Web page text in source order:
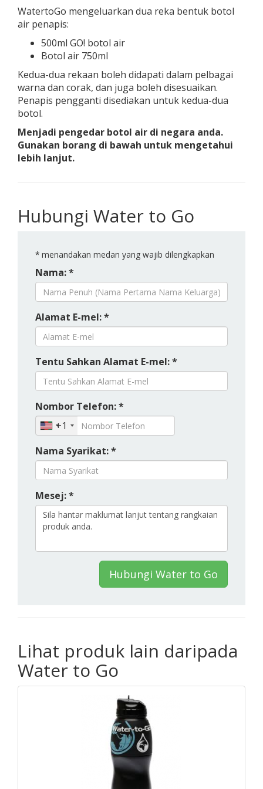
WatertoGo mengeluarkan dua reka bentuk botol
air penapis:
500ml GO! botol air
Botol air 750ml
Kedua-dua rekaan boleh didapati dalam pelbagai
warna dan corak, dan juga boleh disesuaikan.
Penapis pengganti disediakan untuk kedua-dua
botol.
Menjadi pengedar botol air di negara anda.
Gunakan borang di bawah untuk mengetahui
lebih lanjut.
Hubungi Water to Go
* menandakan medan yang wajib dilengkapkan
Nama: *
Alamat E-mel: *
Tentu Sahkan Alamat E-mel: *
Nombor Telefon: *
+1
Nama Syarikat: *
Mesej: *
Hubungi Water to Go
Lihat produk lain daripada
Water to Go